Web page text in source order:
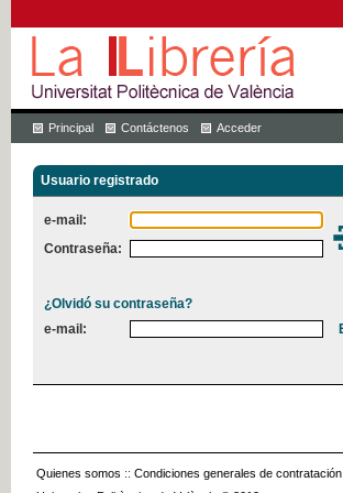
Principal Contáctenos Acceder
Usuario registrado
e-mail:
Contraseña:
¿Olvidó su contraseña?
e-mail:
Quienes somos :: Condiciones generales de contratación